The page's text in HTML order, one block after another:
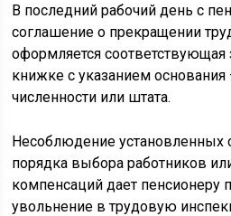
В последний рабочий день с
соглашение о прекращении
оформляется соответствующая
книжке с указанием
численности или штата.
Несоблюдение установленных
порядка выбора работников
компенсаций дает пенсионеру
увольнение в трудовую